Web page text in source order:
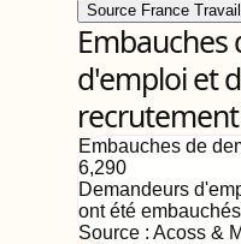
Source France Travail
d'emploi et
Embauches de
6,290
Demandeurs
ont été
Source : Acoss &